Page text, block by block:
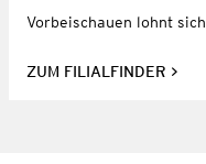
Vorbeischauen lohnt
ZUM FILIALFINDER